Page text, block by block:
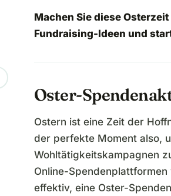
Machen Sie diese
Fundraising-Ideen und
Oster-
Ostern ist eine Zeit der
der perfekte Moment also,
Wohltätigkeitskampagnen
Online-
effektiv, eine Oster-